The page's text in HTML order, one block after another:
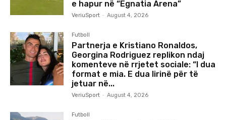
e hapur në “Egnatia Arena”
VeriuSport - August 4, 2026
Futboll
Partnerja e Kristiano Ronaldos,
Georgina Rodriguez replikon ndaj
komenteve në rrjetet sociale: “I dua
format e mia. E dua lirinë për të
jetuar në...
VeriuSport - August 4, 2026
Futboll